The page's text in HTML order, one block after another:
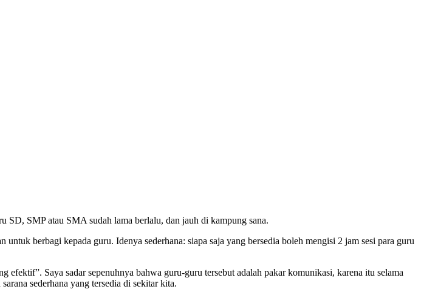
SD, SMP atau SMA sudah lama berlalu, dan jauh di kampung sana.
berbagi kepada guru. Idenya sederhana: siapa saja yang bersedia boleh mengisi 2 jam sesi para guru
Saya sadar sepenuhnya bahwa guru-guru tersebut adalah pakar komunikasi, karena itu selama
sederhana yang tersedia di sekitar kita.